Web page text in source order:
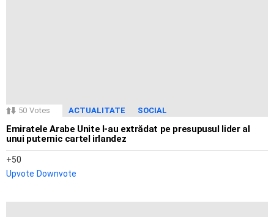
50 Votes ACTUALITATE SOCIAL
Emiratele Arabe Unite l-au extrădat pe presupusul lider al
unui puternic cartel irlandez
50
Upvote Downvote